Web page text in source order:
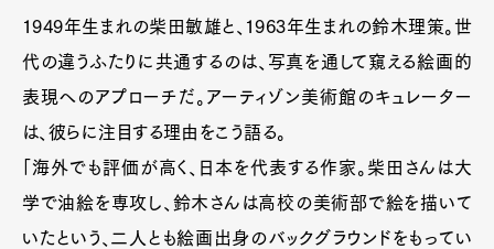
1949年生まれの柴田敏雄と、1963年生まれの鈴木理策。世
代の違うふたりに共通するのは、写真を通して窺える絵画的
表現へのアプローチだ。アーティゾン美術館のキュレーター
は、彼らに注目する理由をこう語る。
「海外でも評価が高く、日本を代表する作家。柴田さんは大
学で油絵を専攻し、鈴木さんは高校の美術部で絵を描いて
いたという、二人とも絵画出身のバックグラウンドをもってい